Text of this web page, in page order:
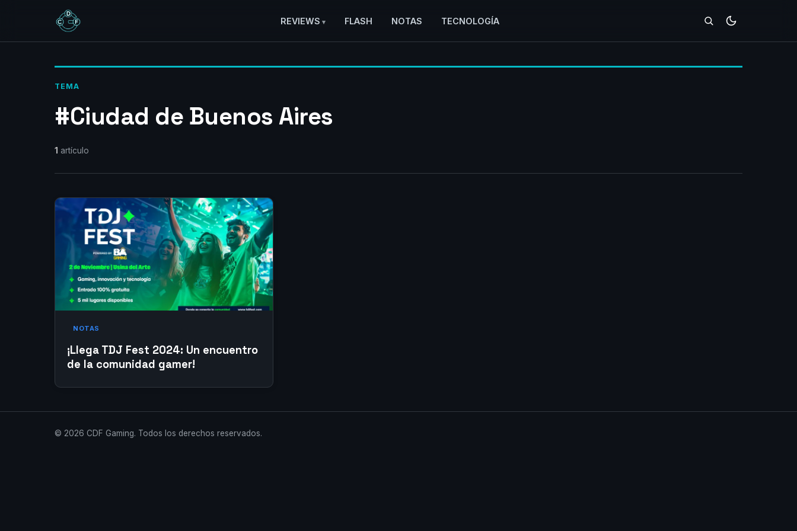
REVIEWS FLASH NOTAS TECNOLOGÍA
TEMA
#Ciudad de Buenos Aires
1 artículo
NOTAS
¡Llega TDJ Fest 2024: Un encuentro
de la comunidad gamer!
© 2026 CDF Gaming. Todos los derechos reservados.